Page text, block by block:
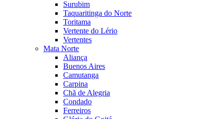
Surubim
Taquaritinga do Norte
Toritama
Vertente do Lério
Vertentes
Mata Norte
Aliança
Buenos Aires
Camutanga
Carpina
Chã de Alegria
Condado
Ferreiros